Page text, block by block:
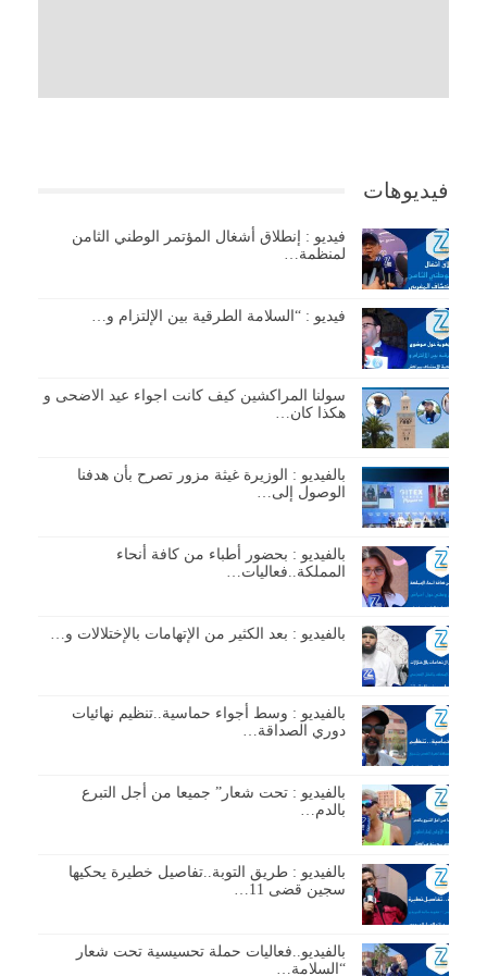
فيديوهات
فيديو : إنطلاق أشغال المؤتمر الوطني الثامن
لمنظمة…
فيديو : “السلامة الطرقية بين الإلتزام و…
سولنا المراكشين كيف كانت اجواء عيد الاضحى و
هكذا كان…
بالفيديو : الوزيرة غيثة مزور تصرح بأن هدفنا
الوصول إلى…
بالفيديو : بحضور أطباء من كافة أنحاء
المملكة..فعاليات…
بالفيديو : بعد الكثير من الإتهامات بالإختلالات و…
بالفيديو : وسط أجواء حماسية..تنظيم نهائيات
دوري الصداقة…
بالفيديو : تحت شعار” جميعا من أجل التبرع
بالدم…
بالفيديو : طريق التوبة..تفاصيل خطيرة يحكيها
سجين قضى 11…
بالفيديو..فعاليات حملة تحسيسية تحت شعار
“السلامة…